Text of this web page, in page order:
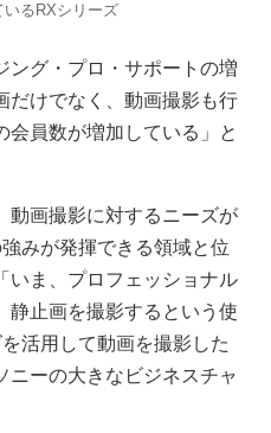
るRXシリーズ
グ・プロ・サポートの増
だけでなく、動画撮影も行
会員数が増加している」と
画撮影に対するニーズが
みが発揮できる領域と位
いま、プロフェッショナル
静止画を撮影するという使
活用して動画を撮影した
ニーの大きなビジネスチャ